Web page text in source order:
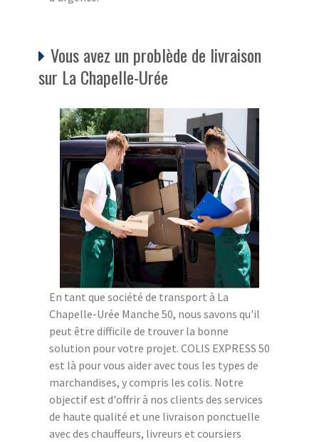
Vous avez un problède de livraison
sur La Chapelle-Urée
En tant que société de transport à La
Chapelle-Urée Manche 50, nous savons qu'il
peut être difficile de trouver la bonne
solution pour votre projet. COLIS EXPRESS 50
est là pour vous aider avec tous les types de
marchandises, y compris les colis. Notre
objectif est d'offrir à nos clients des services
de haute qualité et une livraison ponctuelle
avec des chauffeurs, livreurs et coursiers